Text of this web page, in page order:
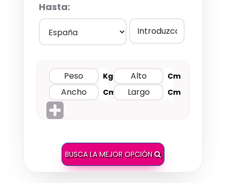
Hasta:
Kg
Cm
Cm
Cm
BUSCA LA MEJOR OPCIÓN